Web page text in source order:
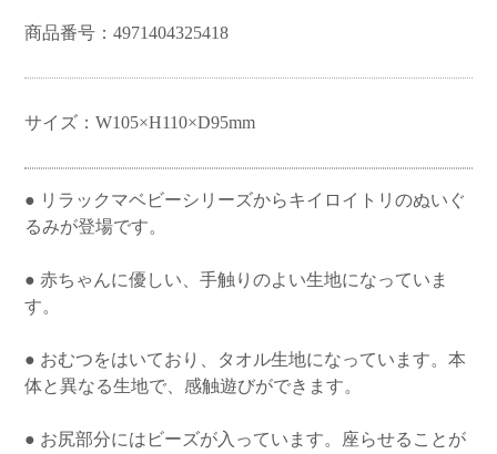
商品番号：4971404325418
サイズ：W105×H110×D95mm
● リラックマベビーシリーズからキイロイトリのぬいぐ
るみが登場です。
● 赤ちゃんに優しい、手触りのよい生地になっていま
す。
● おむつをはいており、タオル生地になっています。本
体と異なる生地で、感触遊びができます。
● お尻部分にはビーズが入っています。座らせることが